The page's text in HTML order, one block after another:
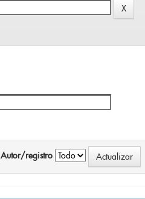
Autor/registro